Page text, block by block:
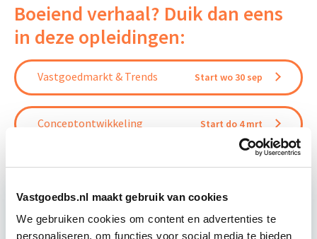
Vastgoedbs.nl maakt gebruik van cookies
We gebruiken cookies om content en advertenties te
personaliseren, om functies voor social media te bieden
Boeiend verhaal? Duik dan eens
in deze opleidingen:
Vastgoedmarkt & Trends Start wo 30 sep
Conceptontwikkeling Start do 4 mrt
Relevant bij dit artikel
Business Case voor Vastgoed- &